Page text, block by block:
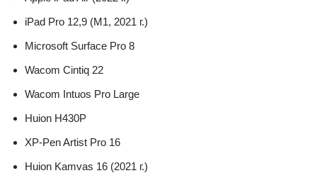
iPad Pro 12,9 (M1, 2021 г.)
Microsoft Surface Pro 8
Wacom Cintiq 22
Wacom Intuos Pro Large
Huion H430P
XP-Pen Artist Pro 16
Huion Kamvas 16 (2021 г.)